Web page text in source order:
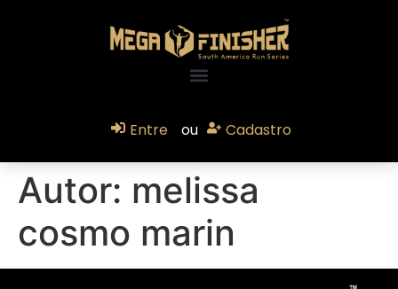
Entre ou Cadastro
Autor: melissa
cosmo marin